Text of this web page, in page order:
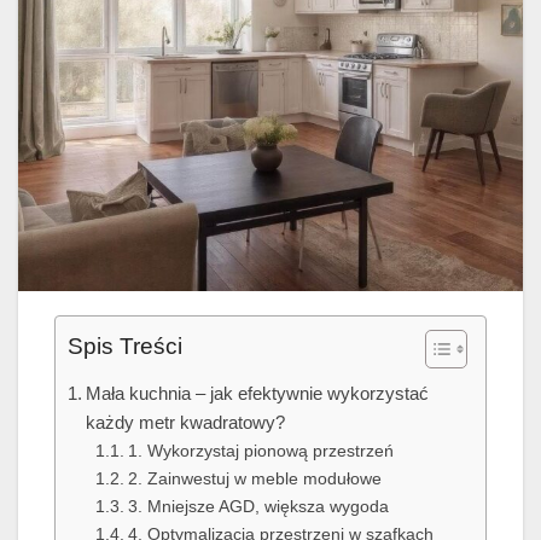
Spis Treści
Mała kuchnia – jak efektywnie wykorzystać
każdy metr kwadratowy?
1. Wykorzystaj pionową przestrzeń
2. Zainwestuj w meble modułowe
3. Mniejsze AGD, większa wygoda
4. Optymalizacja przestrzeni w szafkach